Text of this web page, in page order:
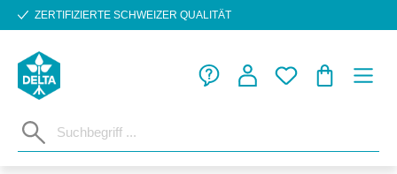
Zum Hauptinhalt springen
ZERTIFIZIERTE SCHWEIZER QUALITÄT